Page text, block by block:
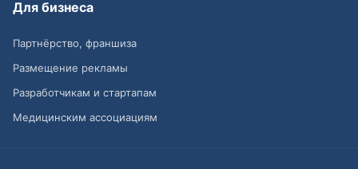
Для бизнеса
Партнёрство, франшиза
Размещение рекламы
Разработчикам и стартапам
Медицинским ассоциациям